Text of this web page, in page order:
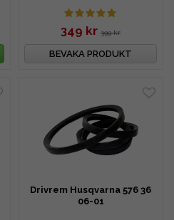
349 kr 399 kr
BEVAKA PRODUKT
Drivrem Husqvarna 576 36
06-01